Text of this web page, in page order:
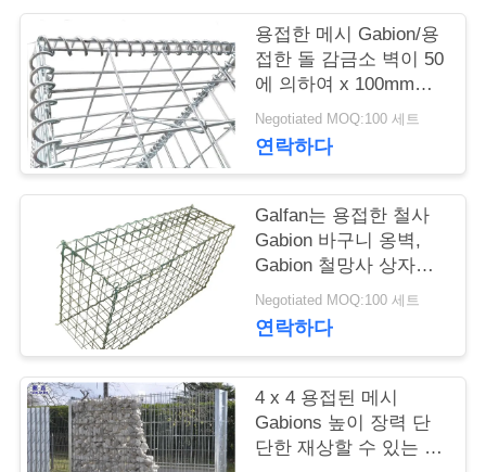
희
와
연
락
견
적
용접한 메시 Gabion/용
접한 돌 감금소 벽이 50
에 의하여 x 100mm는
직류 전기를 통했습니
다
Negotiated MOQ:100 세트
연락하다
Galfan는 용접한 철사
Gabion 바구니 옹벽,
Gabion 철망사 상자를
입혔습니다
Negotiated MOQ:100 세트
연락하다
4 x 4 용접된 메시
Gabions 높이 장력 단
단한 재상할 수 있는 특